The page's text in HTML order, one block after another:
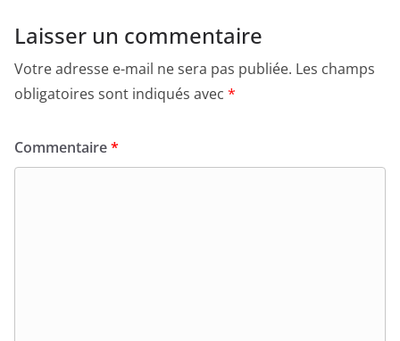
Laisser un commentaire
Votre adresse e-mail ne sera pas publiée. Les champs
obligatoires sont indiqués avec *
Commentaire*